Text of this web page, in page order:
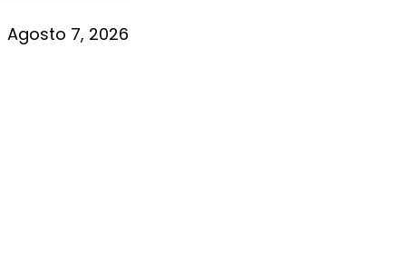
Agosto 7, 2026